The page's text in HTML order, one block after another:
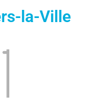
la-Ville